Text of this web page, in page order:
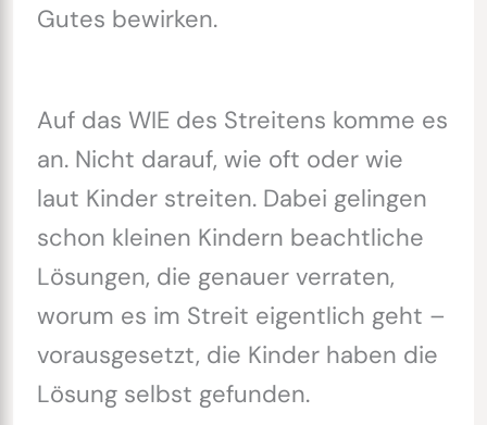
Gutes bewirken.
Auf das WIE des Streitens komme es
an. Nicht darauf, wie oft oder wie
laut Kinder streiten. Dabei gelingen
schon kleinen Kindern beachtliche
Lösungen, die genauer verraten,
worum es im Streit eigentlich geht –
vorausgesetzt, die Kinder haben die
Lösung selbst gefunden.